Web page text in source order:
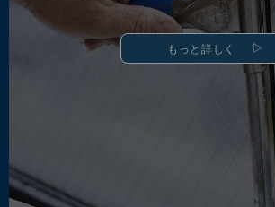
もっと詳しく